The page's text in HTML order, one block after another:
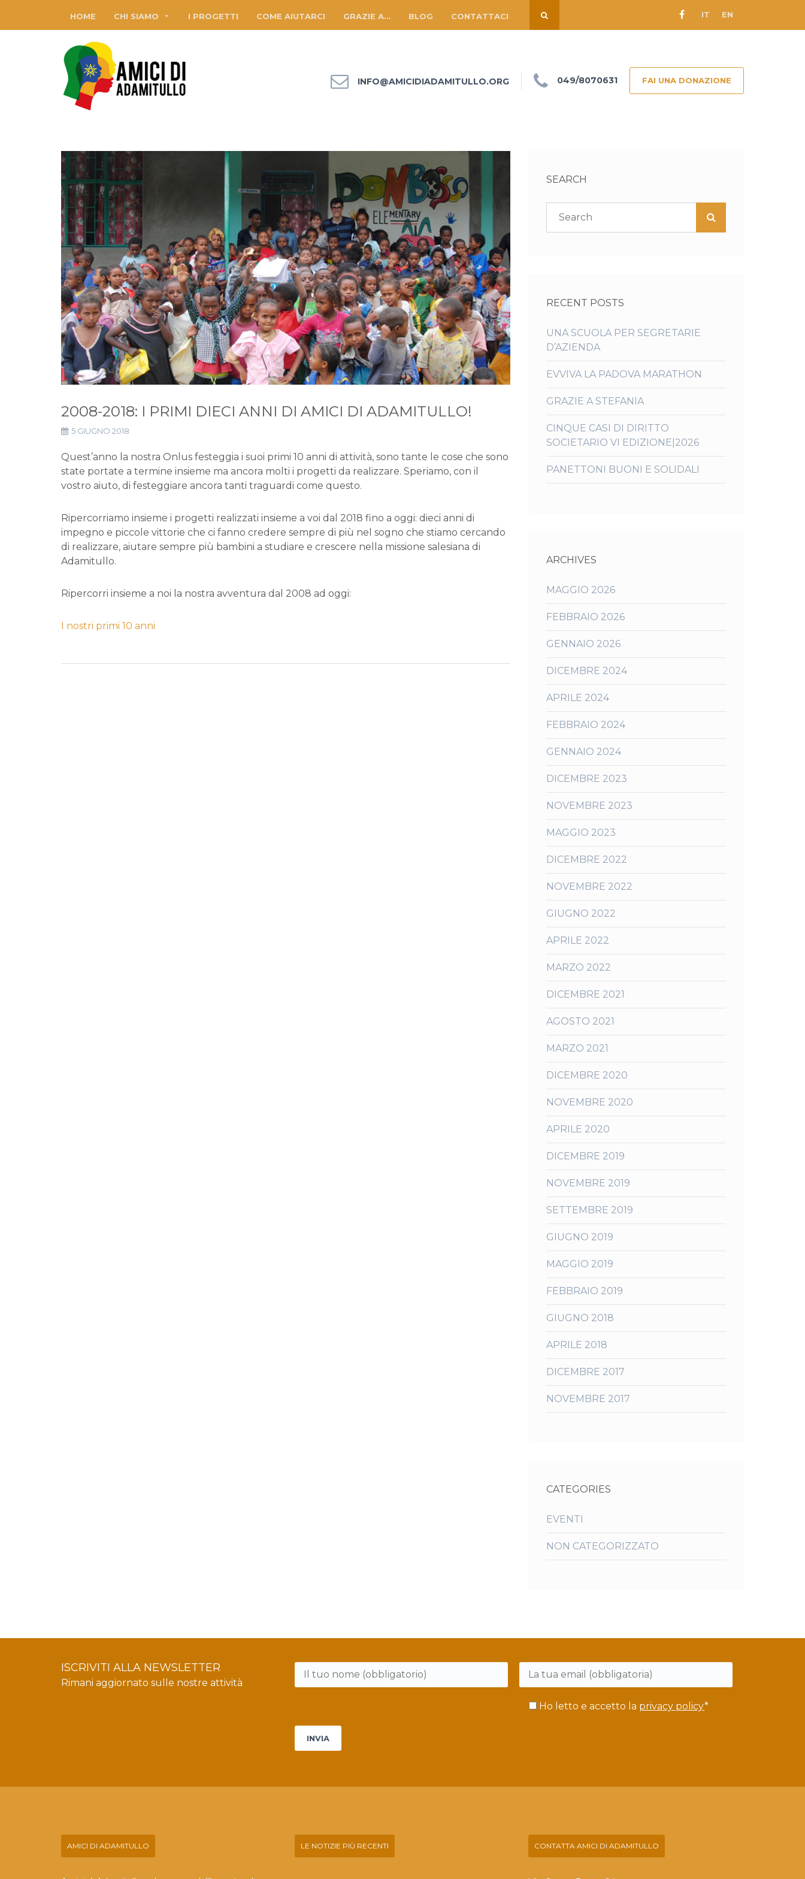
HOME CHI SIAMO I PROGETTI COME AIUTARCI GRAZIE A… BLOG CONTATTACI IT EN
INFO@AMICIDIADAMITULLO.ORG 049/8070631 FAI UNA DONAZIONE
2008-2018: I PRIMI DIECI ANNI DI AMICI DI ADAMITULLO!
5 GIUGNO 2018
Quest’anno la nostra Onlus festeggia i suoi primi 10 anni di attività, sono tante le cose che sono
state portate a termine insieme ma ancora molti i progetti da realizzare. Speriamo, con il
vostro aiuto, di festeggiare ancora tanti traguardi come questo.
Ripercorriamo insieme i progetti realizzati insieme a voi dal 2018 fino a oggi: dieci anni di
impegno e piccole vittorie che ci fanno credere sempre di più nel sogno che stiamo cercando
di realizzare, aiutare sempre più bambini a studiare e crescere nella missione salesiana di
Adamitullo.
Ripercorri insieme a noi la nostra avventura dal 2008 ad oggi:
I nostri primi 10 anni
SEARCH
RECENT POSTS
UNA SCUOLA PER SEGRETARIE
D’AZIENDA
EVVIVA LA PADOVA MARATHON
GRAZIE A STEFANIA
CINQUE CASI DI DIRITTO
SOCIETARIO VI EDIZIONE|2026
PANETTONI BUONI E SOLIDALI
ARCHIVES
MAGGIO 2026
FEBBRAIO 2026
GENNAIO 2026
DICEMBRE 2024
APRILE 2024
FEBBRAIO 2024
GENNAIO 2024
DICEMBRE 2023
NOVEMBRE 2023
MAGGIO 2023
DICEMBRE 2022
NOVEMBRE 2022
GIUGNO 2022
APRILE 2022
MARZO 2022
DICEMBRE 2021
AGOSTO 2021
MARZO 2021
DICEMBRE 2020
NOVEMBRE 2020
APRILE 2020
DICEMBRE 2019
NOVEMBRE 2019
SETTEMBRE 2019
GIUGNO 2019
MAGGIO 2019
FEBBRAIO 2019
GIUGNO 2018
APRILE 2018
DICEMBRE 2017
NOVEMBRE 2017
CATEGORIES
EVENTI
NON CATEGORIZZATO
ISCRIVITI ALLA NEWSLETTER
Rimani aggiornato sulle nostre attività
di
lasciare
vuoto
Ho letto e accetto la privacy policy*
AMICI DI ADAMITULLO LE NOTIZIE PIÙ RECENTI CONTATTA AMICI DI ADAMITULLO